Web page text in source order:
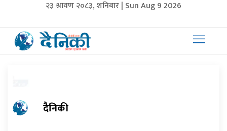
२३ श्रावण २०८३, शनिबार | Sun Aug 9 2026
दैनिकी